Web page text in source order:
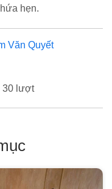
hẹn.
Văn Quyết
30lượt